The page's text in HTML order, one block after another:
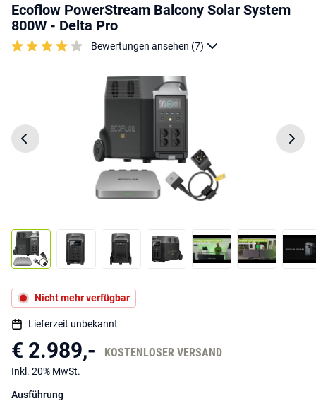
Ecoflow PowerStream Balcony Solar System
800W - Delta Pro
Bewertungen ansehen (7)
Nicht mehr verfügbar
Lieferzeit unbekannt
€ 2.989,- KOSTENLOSER VERSAND
Inkl. 20% MwSt.
Ausführung